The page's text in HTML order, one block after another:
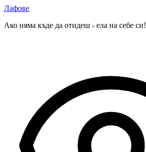
Лафове
Ако няма къде да отидеш - ела на себе си!